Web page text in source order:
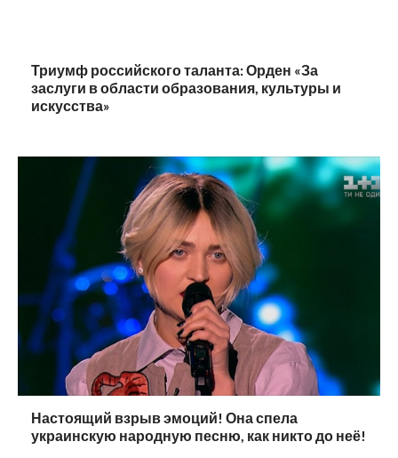
Триумф российского таланта: Орден «За
заслуги в области образования, культуры и
искусства»
Настоящий взрыв эмоций! Она спела
украинскую народную песню, как никто до неё!